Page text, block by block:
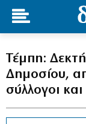
Τέμπη:
Δημοσίου,
σύλλογοι